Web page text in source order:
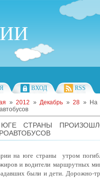
ВХОД RSS
» 2012 » Декабрь » 28 » На
СТРАНЫ
на юге страны утром
и водители маршрутных
были и дети. Дорожно-